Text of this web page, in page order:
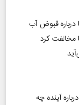
قبوض آب
آینده چه